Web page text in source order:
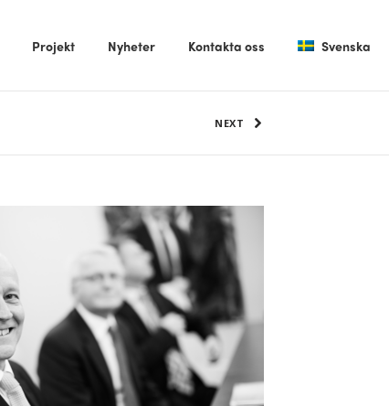
Projekt Nyheter Kontakta oss Svenska
NEXT